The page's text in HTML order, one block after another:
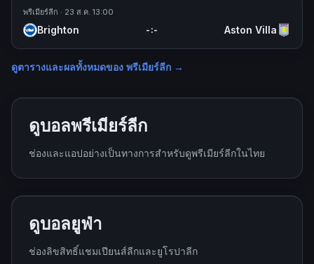
พรีเมียร์ลีก · 23 ส.ค. 13:00
Brighton - :- Aston Villa
ดูตารางและผลทั้งหมดของ พรีเมียร์ลีก →
ดูบอลพรีเมียร์ลีก
ช่องและแอปอย่างเป็นทางการสำหรับดูพรีเมียร์ลีกในไทย
ดูบอลยูฟ่า
ช่องลิขสิทธิ์แชมเปียนส์ลีกและยูโรปาลีก